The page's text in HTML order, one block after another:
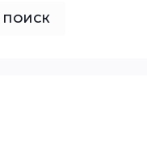
ПОИСК